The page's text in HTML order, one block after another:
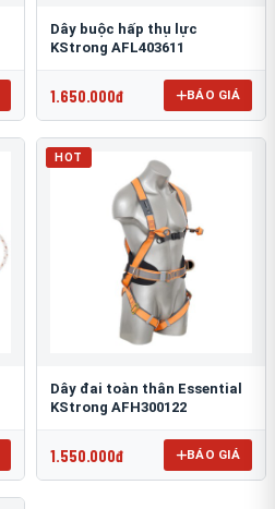
Dây buộc hấp thụ lực
KStrong AFL403611
1.650.000đ BÁO GIÁ
HOT
Dây đai toàn thân Essential
KStrong AFH300122
1.550.000đ BÁO GIÁ